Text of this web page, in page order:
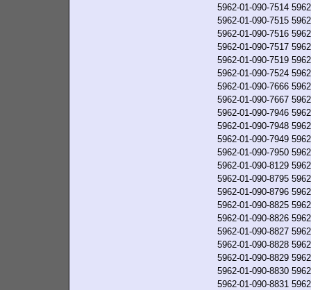
5962-01-090-7514
5962-01-090-7515
5962-01-090-7516
5962-01-090-7517
5962-01-090-7519
5962-01-090-7524
5962-01-090-7666
5962-01-090-7667
5962-01-090-7946
5962-01-090-7948
5962-01-090-7949
5962-01-090-7950
5962-01-090-8129
5962-01-090-8795
5962-01-090-8796
5962-01-090-8825
5962-01-090-8826
5962-01-090-8827
5962-01-090-8828
5962-01-090-8829
5962-01-090-8830
5962-01-090-8831